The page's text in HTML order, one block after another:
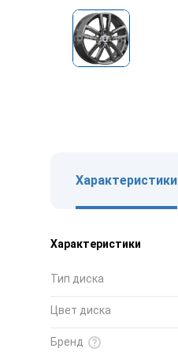
Характеристики
Характеристики
Тип диска
Цвет диска
Бренд